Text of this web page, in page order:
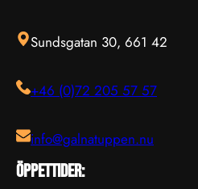
Sundsgatan 30, 661 42
+46 (0)72 205 57 57
info@galnatuppen.nu
Öppettider: